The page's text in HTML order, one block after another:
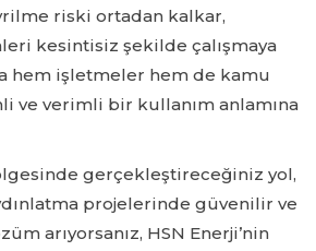
riski ortadan kalkar,
kesintisiz şekilde çalışmaya
hem işletmeler hem de kamu
ve verimli bir kullanım anlamına
gerçekleştireceğiniz yol,
projelerinde güvenilir ve
arıyorsanız, HSN Enerji’nin